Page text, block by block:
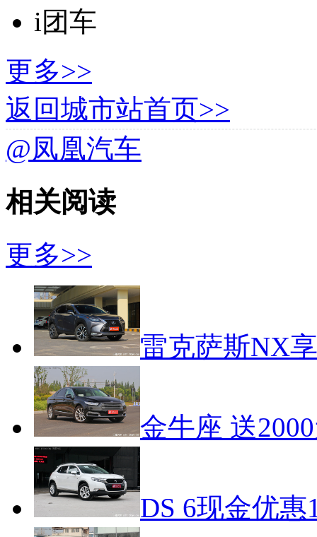
i团车
更多>>
返回城市站首页>>
@凤凰汽车
相关阅读
更多>>
雷克萨斯NX
金牛座 送
DS 6现金优惠